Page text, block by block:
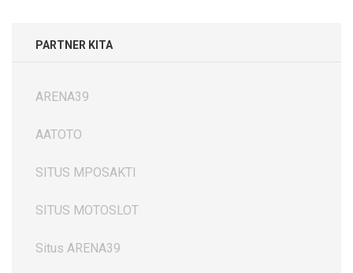
PARTNER KITA
ARENA39
AATOTO
SITUS MPOSAKTI
SITUS MOTOSLOT
Situs ARENA39